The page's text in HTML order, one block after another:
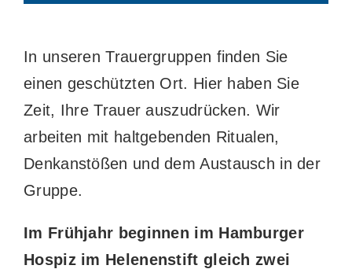
In unseren Trauergruppen finden Sie
einen geschützten Ort. Hier haben Sie
Zeit, Ihre Trauer auszudrücken. Wir
arbeiten mit haltgebenden Ritualen,
Denkanstößen und dem Austausch in der
Gruppe.
Im Frühjahr beginnen im Hamburger
Hospiz im Helenenstift gleich zwei